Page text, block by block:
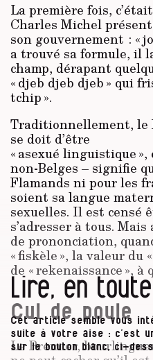
La première fois,
Charles Michel
son gouvernement : «
a trouvé sa formule, il
champ, dérapant
« djeb djeb djeb » qui
tchip ».
Traditionnellement, le
se doit d’être
« asexué linguistique
non-Belges – signifie
Flamands ni pour les
soient sa langue
sexuelles. Il est censé
s’adresser à tous.
de prononciation,
« fiskèle », la valeur du
de « rekenaissance »,
Cul de poule
Le Premier,
Lire, en
Cet article semble vous
suite à votre aise : c’est
sur le bouton blanc, ci-